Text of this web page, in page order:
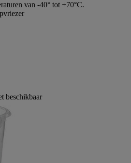
van -40° tot +70°C.
beschikbaar